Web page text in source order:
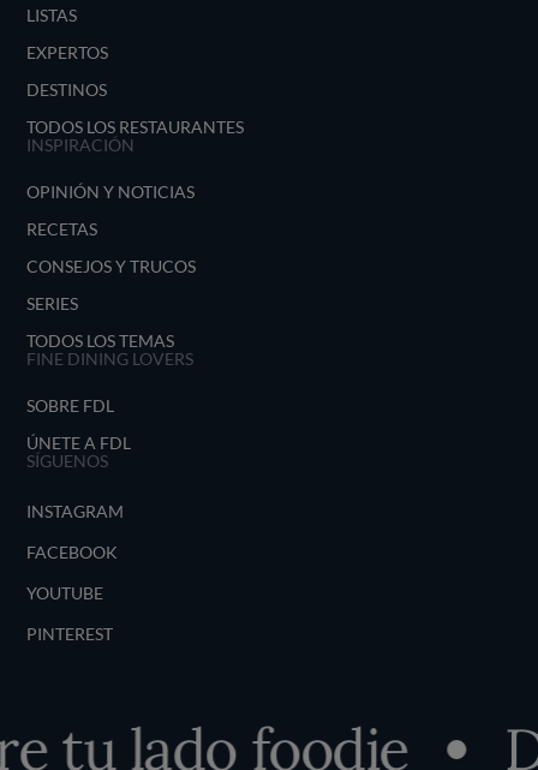
LISTAS
EXPERTOS
DESTINOS
TODOS LOS RESTAURANTES
INSPIRACIÓN
OPINIÓN Y NOTICIAS
RECETAS
CONSEJOS Y TRUCOS
SERIES
TODOS LOS TEMAS
FINE DINING LOVERS
SOBRE FDL
ÚNETE A FDL
SÍGUENOS
INSTAGRAM
FACEBOOK
YOUTUBE
PINTEREST
lado foodie